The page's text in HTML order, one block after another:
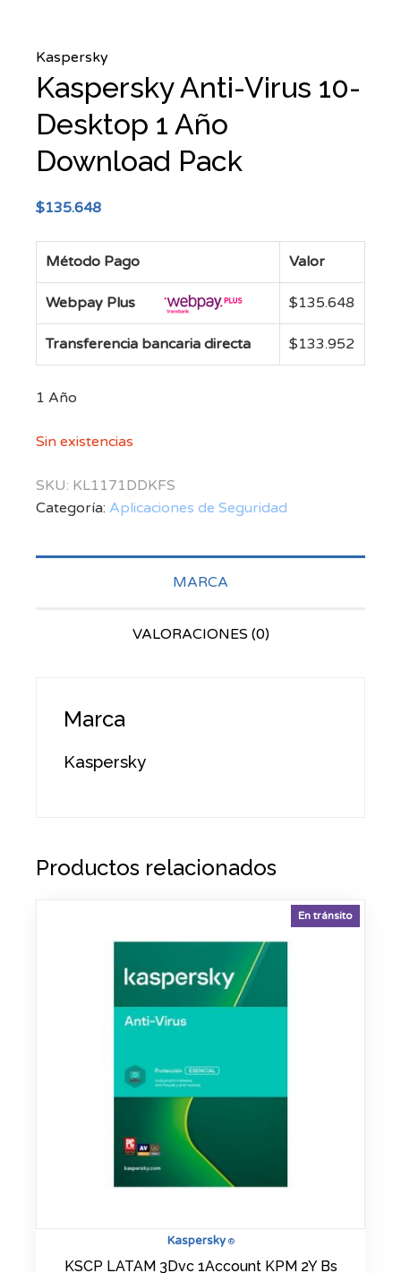
Kaspersky
Kaspersky Anti-Virus 10-
Desktop 1 Año
Download Pack
$135.648
Método Pago Valor
Webpay Plus $135.648
Transferencia bancaria directa $133.952
1 Año
Sin existencias
SKU: KL1171DDKFS
Categoría: Aplicaciones de Seguridad
MARCA
VALORACIONES (0)
Marca
Kaspersky
Productos relacionados
Kaspersky®
En tránsito
KSCP LATAM 3Dvc 1Account KPM 2Y Bs